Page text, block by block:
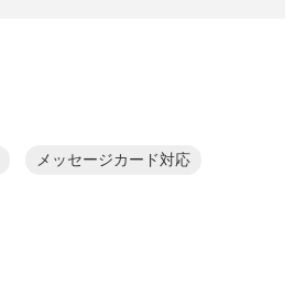
メッセージカード対応